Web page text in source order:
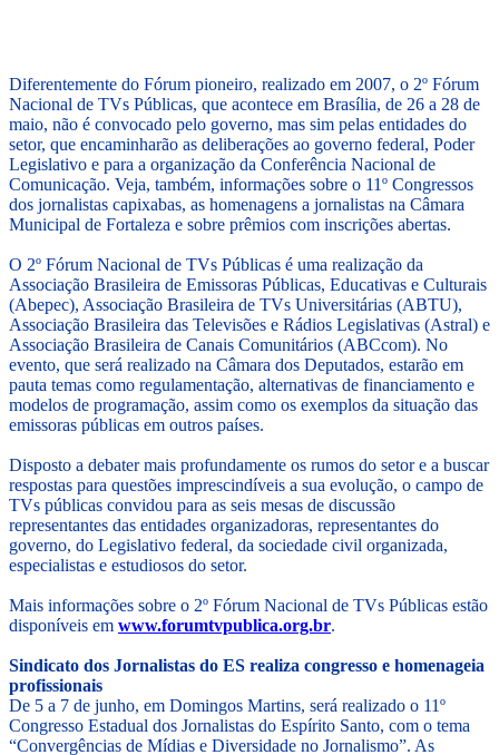
Diferentemente do Fórum pioneiro, realizado em 2007, o 2º Fórum
Nacional de TVs Públicas, que acontece em Brasília, de 26 a 28 de
maio, não é convocado pelo governo, mas sim pelas entidades do
setor, que encaminharão as deliberações ao governo federal, Poder
Legislativo e para a organização da Conferência Nacional de
Comunicação. Veja, também, informações sobre o 11º Congressos
dos jornalistas capixabas, as homenagens a jornalistas na Câmara
Municipal de Fortaleza e sobre prêmios com inscrições abertas.
O 2º Fórum Nacional de TVs Públicas é uma realização da
Associação Brasileira de Emissoras Públicas, Educativas e Culturais
(Abepec), Associação Brasileira de TVs Universitárias (ABTU),
Associação Brasileira das Televisões e Rádios Legislativas (Astral) e
Associação Brasileira de Canais Comunitários (ABCcom). No
evento, que será realizado na Câmara dos Deputados, estarão em
pauta temas como regulamentação, alternativas de financiamento e
modelos de programação, assim como os exemplos da situação das
emissoras públicas em outros países.
Disposto a debater mais profundamente os rumos do setor e a buscar
respostas para questões imprescindíveis a sua evolução, o campo de
TVs públicas convidou para as seis mesas de discussão
representantes das entidades organizadoras, representantes do
governo, do Legislativo federal, da sociedade civil organizada,
especialistas e estudiosos do setor.
Mais informações sobre o 2º Fórum Nacional de TVs Públicas estão
disponíveis em www.forumtvpublica.org.br.
Sindicato dos Jornalistas do ES realiza congresso e homenageia
profissionais
De 5 a 7 de junho, em Domingos Martins, será realizado o 11º
Congresso Estadual dos Jornalistas do Espírito Santo, com o tema
“Convergências de Mídias e Diversidade no Jornalismo”. As